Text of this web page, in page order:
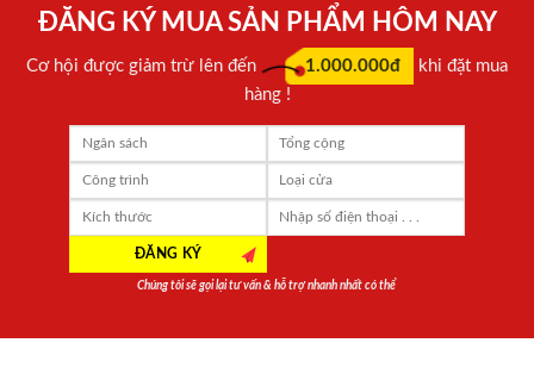
ĐĂNG KÝ MUA SẢN PHẨM HÔM NAY
Cơ hội được giảm trừ lên đến 1.000.000đ
khi đặt mua
hàng !
Chúng tôi sẽ gọi lại tư vấn & hỗ trợ nhanh nhất có thể